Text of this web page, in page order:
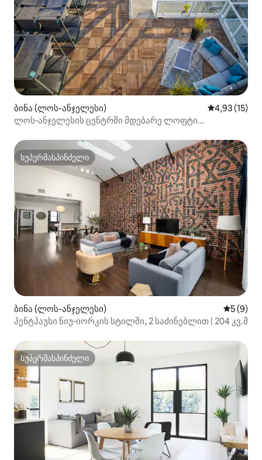
ბინა (ლოს-ანჯელესი) საშუალო
4,93 (15)
ლოს‑ანჯელესის ცენტრში მდებარე ლოფტი
სუპერმასპინძელი
სუპერმასპინძელი
ბინა (ლოს-ანჯელესი) საშუალო
5 (9)
პენტჰაუსი ნიუ‑იორკის სტილში, 2 საძინებლით | 204 კვ.მ
სუპერმასპინძელი
სუპერმასპინძელი